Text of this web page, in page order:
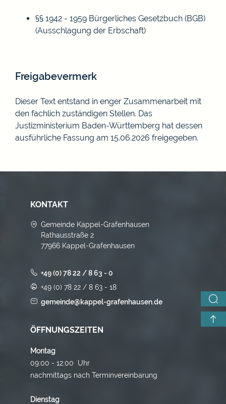
§§ 1942 - 1959 Bürgerliches Gesetzbuch (BGB)
(Ausschlagung der Erbschaft)
Freigabevermerk
Dieser Text entstand in enger Zusammenarbeit mit
den fachlich zuständigen Stellen. Das
Justizministerium Baden-Württemberg hat dessen
ausführliche Fassung am 15.06.2026 freigegeben.
KONTAKT
Gemeinde Kappel-Grafenhausen
Rathausstraße 2
77966 Kappel-Grafenhausen
+49 (0) 78 22 / 8 63 - 0
+49 (0) 78 22 / 8 63 - 18
gemeinde@kappel-grafenhausen.de
ÖFFNUNGSZEITEN
Montag
09:00 - 12:00 Uhr
nachmittags nach Terminvereinbarung
Dienstag